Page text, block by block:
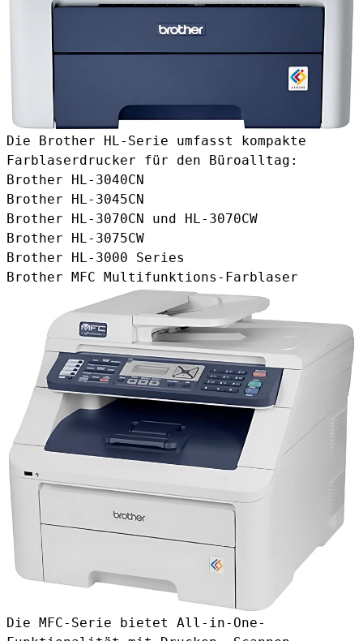
Die Brother HL-Serie umfasst kompakte
Farblaserdrucker für den Büroalltag:
Brother HL-3040CN
Brother HL-3045CN
Brother HL-3070CN und HL-3070CW
Brother HL-3075CW
Brother HL-3000 Series
Brother MFC Multifunktions-Farblaser
Die MFC-Serie bietet All-in-One-